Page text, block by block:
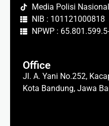
Media Polisi Nasional
NIB : 101121000818
NPWP :
Office
Jl. A. Yani No.252,
Kota Bandung, Jawa